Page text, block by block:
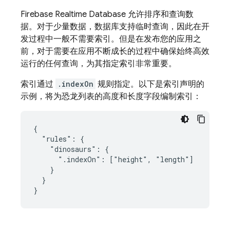
Firebase Realtime Database 允许排序和查询数
据。对于少量数据，数据库支持临时查询，因此在开
发过程中一般不需要索引。但是在发布您的应用之
前，对于需要在应用不断成长的过程中确保始终高效
运行的任何查询，为其指定索引非常重要。
索引通过
.indexOn 规则指定。以下是索引声明的
示例，将为恐龙列表的高度和长度字段编制索引：
{
  "rules": {
    "dinosaurs": {
      ".indexOn": ["height", "length"]
    }
  }
}